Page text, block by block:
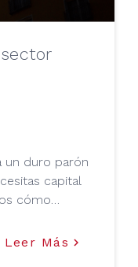
un duro parón
capital
cómo
Leer Más keyboard_arrow_right